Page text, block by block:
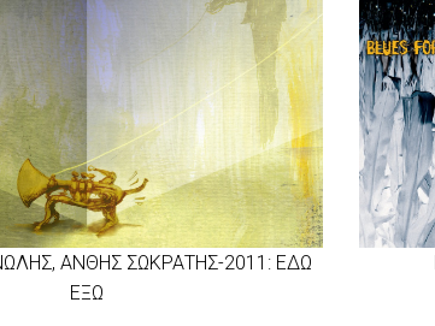
ΑΝΘΗΣ ΣΩΚΡΑΤΗΣ-2011: ΕΔΩ
ΕΞΩ